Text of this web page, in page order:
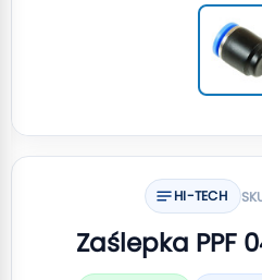
HI-TECH
Zaślepka PPF